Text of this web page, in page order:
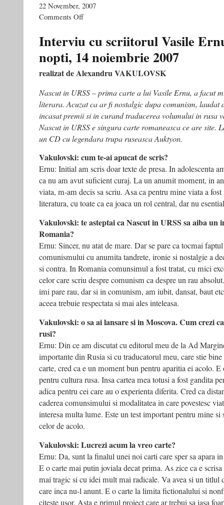
22 November, 2007
Comments Offon
pe
Ernu
Interviu cu scriitorul Vasile
nopti, 14 noiembrie 2007
realizat de Alexandru VAKULOVSK
Nascut in URSS – prima carte a lui Vasile Ernu, a facut
literara. Acuzat ca ar fi nostalgic dupa comunism, laudat
incasat premii si in curand traducerea volumului in rusa
Nascut in URSS e singura carte romaneasca ce are site.
un CD cu legendara trupa ruseasca Auktyon.
Vakulovski: cum te-ai apucat de scris?
Ernu: Initial am scris doar texte de presa. In adolescenta
ca nu am avut suficient curaj. La un anumit moment, in
viata, m-am decis sa scriu. Asa ca pentru mine viata a
literatura, cu toate ca ea joaca un rol central, dar nu
Vakulovski: te asteptai ca Nascut in URSS sa aiba un
Romania?
Ernu: Sincer, nu atat de mare. Dar se pare ca tocmai
comunismului cu anumita tandrete, ironie si nostalgie a
si contra. In Romania comunsimul a fost tratat, cu mici
celor care scriu despre comunism ca despre un rau
imi pare rau, dar si in comunism, am iubit, dansat, baut
aceea trebuie respectata si mai ales inteleasa.
Vakulovski: o sa ai lansare si in Moscova. Cum crezi
rusi?
Ernu: Din ce am discutat cu editorul meu de la Ad
importante din Rusia si cu traducatorul meu, care stie
carte, cred ca e un moment bun pentru aparitia ei acolo. E
pentru cultura rusa. Insa cartea mea totusi a fost gandita
adica pentru cei care au o experienta diferita. Cred ca
caderea comunsimului si modalitatea in care povestesc
interesa multa lume. Este un test important pentru mine si
celor de acolo.
Vakulovski: Lucrezi acum la vreo carte?
Ernu: Da, sunt la finalul unei noi carti care sper sa apara
E o carte mai putin joviala decat prima. As zice ca e
mai tragic si cu idei mult mai radicale. Va avea si un titlul
care inca nu-l anunt. E o carte la limita fictionalului si
citeste usor. Asta e primul proiect care ar trebui sa iasa